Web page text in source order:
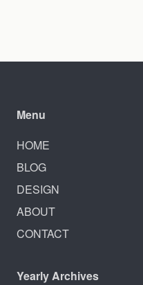
Menu
HOME
BLOG
DESIGN
ABOUT
CONTACT
Yearly Archives